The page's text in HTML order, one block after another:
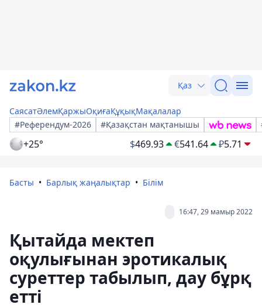
Қаз
СаясатӘлемҚаржыОқиғаҚұқықМақалалар
#Референдум-2026
#Қазақстан мақтанышы
+25° $469.93 €541.64 ₽5.71
Басты Барлық жаңалықтар Білім
16:47, 29 мамыр 2022
Қытайда мектеп
оқулығынан эротикалық
суреттер табылып, дау бұрқ
етті